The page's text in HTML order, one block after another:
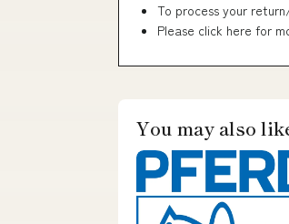
To process your
Please click here for
You may also